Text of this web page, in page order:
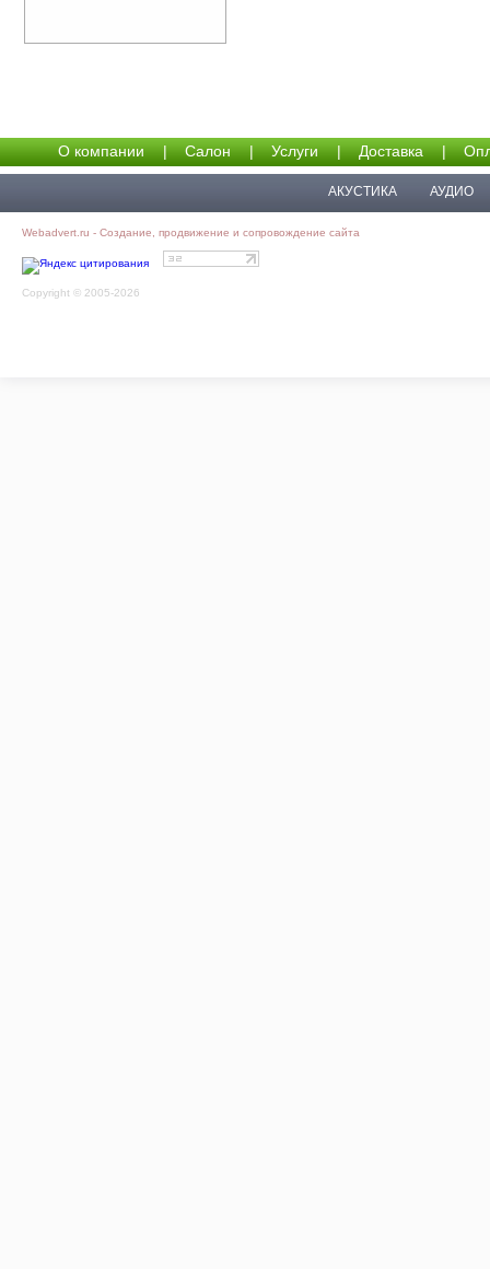
О компании | Салон | Услуги | Доставка |
АКУСТИКА АУДИО
Webadvert.ru - Создание, продвижение и сопровождение сайта
Copyright © 2005-2026